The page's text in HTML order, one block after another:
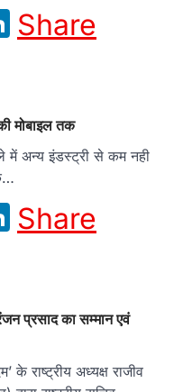
LinkedIn
Share
मोबाइल तक
में अन्य इंडस्ट्री से कम नही
LinkedIn
Share
प्रसाद का सम्मान एवं
के राष्ट्रीय अध्यक्ष राजीव